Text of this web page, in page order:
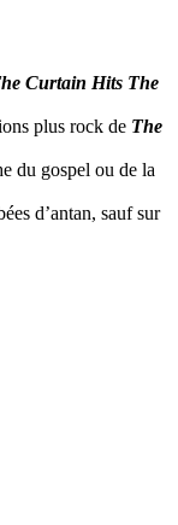
Curtain Hits The
plus rock de The
du gospel ou de la
d’antan, sauf sur